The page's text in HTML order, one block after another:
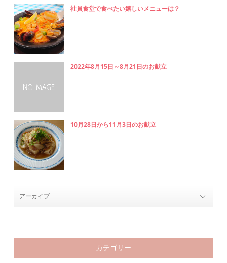
社員食堂で食べたい嬉しいメニューは？
2022年8月15日～8月21日のお献立
10月28日から11月3日のお献立
カテゴリー